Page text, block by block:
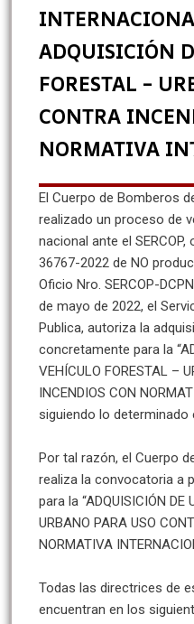
ADQUISICIÓN
FORESTAL –
CONTRA
NORMATIVA
El Cuerpo de Bomberos
realizado un proceso de
nacional ante el
36767-2022 de NO
Oficio Nro. SERCOP-
de mayo de 2022, el
Publica, autoriza la
concretamente para la
VEHÍCULO FORESTAL –
INCENDIOS CON
siguiendo lo determinado
Por tal razón, el Cuerpo
realiza la convocatoria a
para la “ADQUISICIÓN DE
URBANO PARA USO
NORMATIVA
Todas las directrices de
encuentran en los